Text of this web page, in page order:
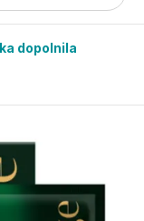
dopolnila